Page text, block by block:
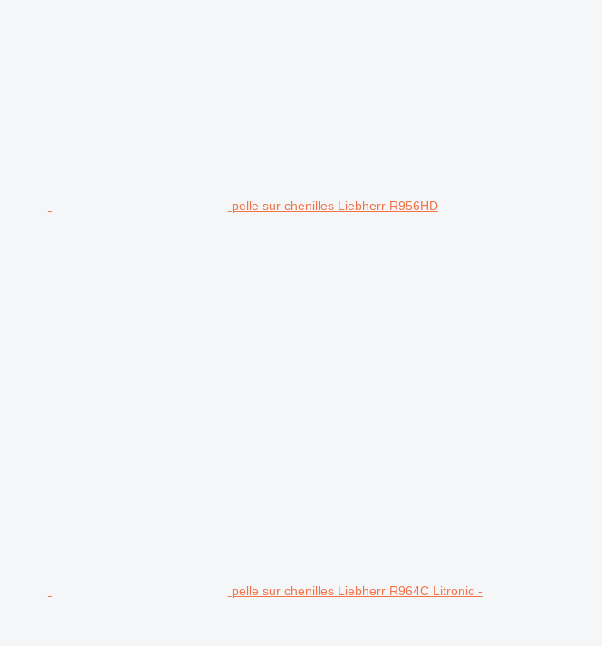
pelle sur chenilles Liebherr R956HD
pelle sur chenilles Liebherr R964C Litronic -